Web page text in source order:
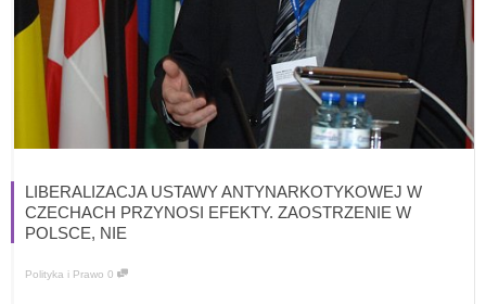
LIBERALIZACJA USTAWY ANTYNARKOTYKOWEJ W
CZECHACH PRZYNOSI EFEKTY. ZAOSTRZENIE W
POLSCE, NIE
Polityka i Prawo 0